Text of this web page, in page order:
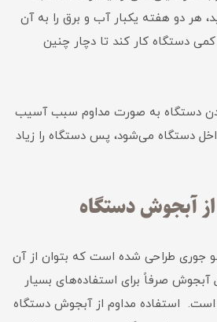
هر دو هفته یکبار آب و برق را به آن
دستگاه کار کند تا دچار چنین
دستگاه به صورت مداوم سبب آسیب
دستگاه می‌شود، پس دستگاه را زیاد
جوری طراحی شده است که بتوان از آن
صرفاً برای استفاده‌های بسیار
استفاده مداوم از آبجوش دستگاه